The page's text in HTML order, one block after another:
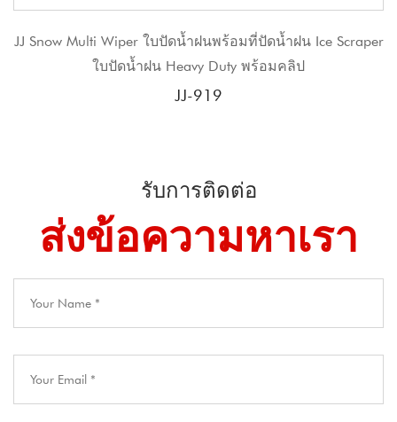
ใบปัดน้ำฝนพร้อมที่ปัดน้ำฝน Ice Scraper
ำฝน Heavy Duty พร้อมคลิป
JJ Traditional
รับการติดต่อ
ส่งข้อความหาเรา